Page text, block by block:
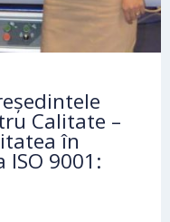
Calitate –
în
ISO 9001: